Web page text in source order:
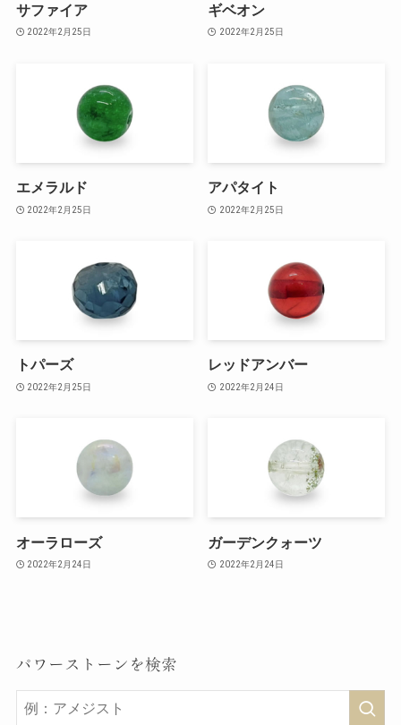
サファイア
2022年2月25日
ギベオン
2022年2月25日
エメラルド
2022年2月25日
アパタイト
2022年2月25日
トパーズ
2022年2月25日
レッドアンバー
2022年2月24日
オーラローズ
2022年2月24日
ガーデンクォーツ
2022年2月24日
パワーストーンを検索